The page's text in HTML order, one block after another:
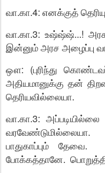
வா.கா.4: எனக்குத்
வா.கா.3: உஷ்ஷ்ஷ்...!
இன்னும் அரச அழைப்பு
ஔ: (புரிந்து
அதியமானுக்கு தன்
தெரியவில்லையா.
வா.கா.3:
வரவேண்டுமில்லையா.
பாதுகாப்பும்
போக்கத்தானே.